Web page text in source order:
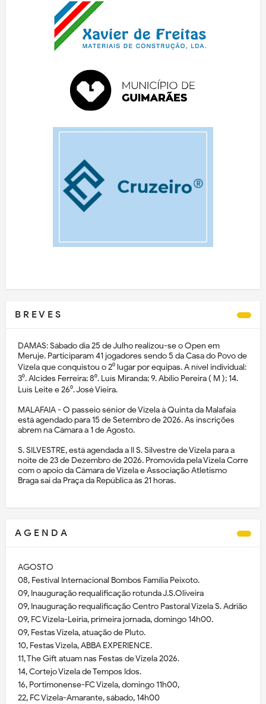
B R E V E S
DAMAS: Sábado dia 25 de Julho realizou-se o Open em
Meruje. Participaram 41 jogadores sendo 5 da Casa do Povo de
Vizela que conquistou o 2⁰ lugar por equipas. A nível individual:
3⁰. Alcides Ferreira; 8⁰. Luís Miranda; 9. Abílio Pereira ( M ); 14.
Luís Leite e 26⁰. José Vieira.
MALAFAIA - O passeio sénior de Vizela à Quinta da Malafaia
está agendado para 15 de Setembro de 2026. As inscrições
abrem na Câmara a 1 de Agosto.
S. SILVESTRE, está agendada a II S. Silvestre de Vizela para a
noite de 23 de Dezembro de 2026. Promovida pela Vizela Corre
com o apoio da Câmara de Vizela e Associação Atletismo
Braga sai da Praça da República às 21 horas.
A G E N D A
AGOSTO
08, Festival Internacional Bombos Família Peixoto.
09, Inauguração requalificação rotunda J.S.Oliveira
09, Inauguração requalificação Centro Pastoral Vizela S. Adrião
09, FC Vizela-Leiria, primeira jornada, domingo 14h00.
09, Festas Vizela, atuação de Pluto.
10, Festas Vizela, ABBA EXPERIENCE.
11, The Gift atuam nas Festas de Vizela 2026.
14, Cortejo Vizela de Tempos Idos.
16, Portimonense-FC Vizela, domingo 11h00,
22, FC Vizela-Amarante, sábado, 14h00